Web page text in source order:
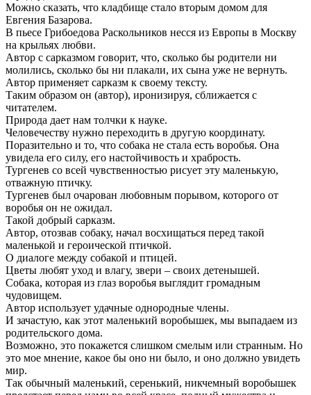
Можно сказать, что кладбище стало вторым домом для
Евгения Базарова.
В пьесе Грибоедова Раскольников несся из Европы в Москву
на крыльях любви.
Автор с сарказмом говорит, что, сколько бы родители ни
молились, сколько бы ни плакали, их сына уже не вернуть.
Автор применяет сарказм к своему тексту.
Таким образом он (автор), иронизируя, сближается с
читателем.
Природа дает нам толчки к науке.
Человечеству нужно переходить в другую координату.
Поразительно и то, что собака не стала есть воробья. Она
увидела его силу, его настойчивость и храбрость.
Тургенев со всей чувственностью рисует эту маленькую,
отважную птичку.
Тургенев был очарован любовным порывом, которого от
воробья он не ожидал.
Такой добрый сарказм.
Автор, отозвав собаку, начал восхищаться перед такой
маленькой и героической птичкой.
О диалоге между собакой и птицей.
Цветы любят уход и влагу, звери – своих детенышей.
Собака, которая из глаз воробья выглядит громадным
чудовищем.
Автор использует удачные однородные члены.
И зачастую, как этот маленький воробышек, мы выпадаем из
родительского дома.
Возможно, это покажется слишком смелым или странным. Но
это мое мнение, какое бы оно ни было, и оно должно увидеть
мир.
Так обычный маленький, серенький, никчемный воробышек